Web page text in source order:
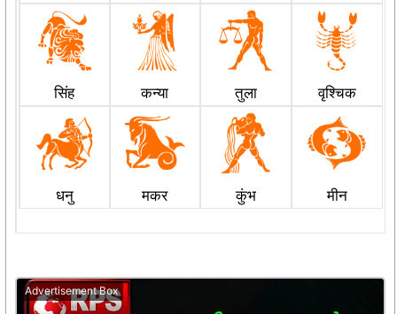
सिंह कन्या तुला वृश्चिक
धनु मकर कुंभ मीन
Advertisement Box